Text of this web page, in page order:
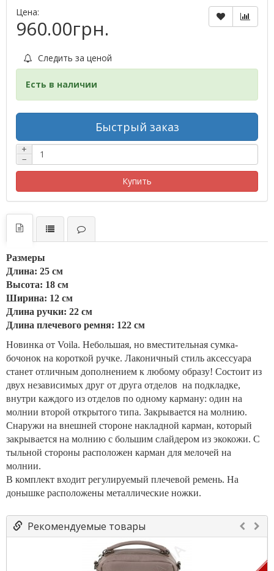
Цена:
960.00грн.
Следить за ценой
Есть в наличии
Быстрый заказ
+
−
Купить
Размеры
Длина: 25 см
Высота: 18 см
Ширина: 12 см
Длина ручки: 22 см
Длина плечевого ремня: 122 см
Новинка от Voila. Небольшая, но вместительная сумка-
бочонок на короткой ручке. Лаконичный стиль аксессуара
станет отличным дополнением к любому образу! Состоит из
двух независимых друг от друга отделов на подкладке,
внутри каждого из отделов по одному карману: один на
молнии второй открытого типа. Закрывается на молнию.
Снаружи на внешней стороне накладной карман, который
закрывается на молнию с большим слайдером из экокожи. С
тыльной стороны расположен карман для мелочей на
молнии.
В комплект входит регулируемый плечевой ремень. На
донышке расположены металлические ножки.
Рекомендуемые товары